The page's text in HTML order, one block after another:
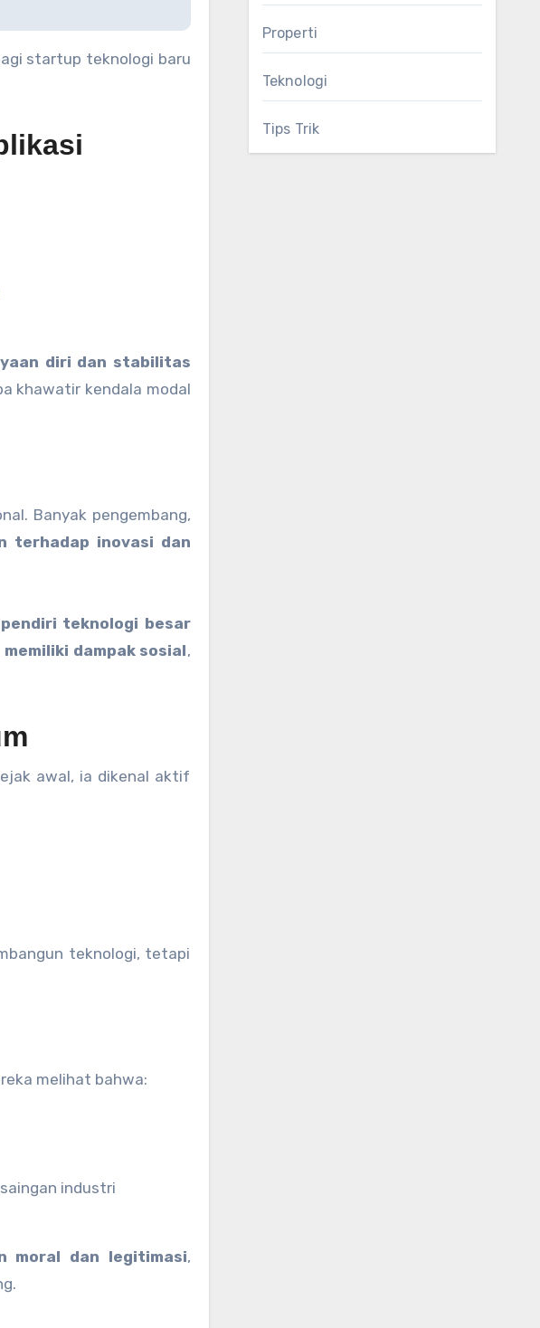
startup teknologi baru
diri dan stabilitas
khawatir kendala modal
Banyak pengembang,
terhadap inovasi dan
pendiri teknologi besar
dampak sosial,
awal, ia dikenal aktif
teknologi, tetapi
melihat bahwa:
industri
moral dan legitimasi,
Properti
Teknologi
Tips Trik